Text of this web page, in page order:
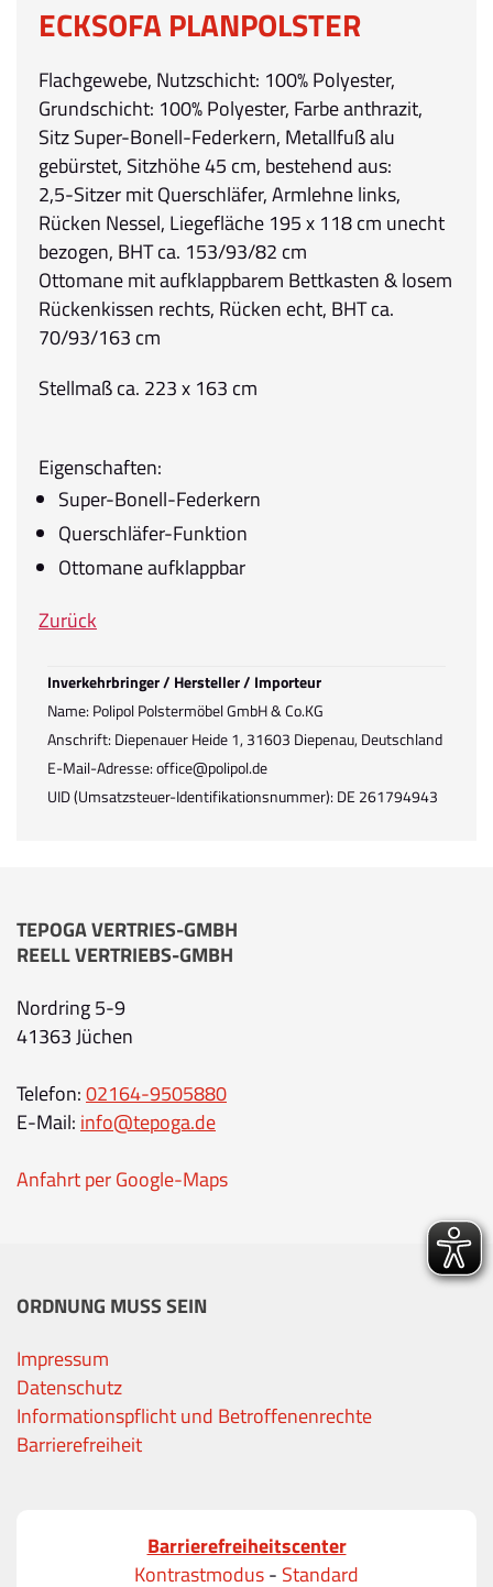
ECKSOFA PLANPOLSTER
Flachgewebe, Nutzschicht: 100% Polyester,
Grundschicht: 100% Polyester, Farbe anthrazit,
Sitz Super-Bonell-Federkern, Metallfuß alu
gebürstet, Sitzhöhe 45 cm, bestehend aus:
2,5-Sitzer mit Querschläfer, Armlehne links,
Rücken Nessel, Liegefläche 195 x 118 cm unecht
bezogen, BHT ca. 153/93/82 cm
Ottomane mit aufklappbarem Bettkasten & losem
Rückenkissen rechts, Rücken echt, BHT ca.
70/93/163 cm
Stellmaß ca. 223 x 163 cm
Eigenschaften:
Super-Bonell-Federkern
Querschläfer-Funktion
Ottomane aufklappbar
Zurück
Inverkehrbringer / Hersteller / Importeur
Name: Polipol Polstermöbel GmbH & Co.KG
Anschrift: Diepenauer Heide 1, 31603 Diepenau, Deutschland
E-Mail-Adresse: office@polipol.de
UID (Umsatzsteuer-Identifikationsnummer): DE 261794943
TEPOGA VERTRIES-GMBH
REELL VERTRIEBS-GMBH
Nordring 5-9
41363 Jüchen
Telefon:02164-9505880
E-Mail: info@tepoga.de
Anfahrt per Google-Maps
ORDNUNG MUSS SEIN
Impressum
Datenschutz
Informationspflicht und Betroffenenrechte
Barrierefreiheit
Barrierefreiheitscenter
Kontrastmodus- Standard